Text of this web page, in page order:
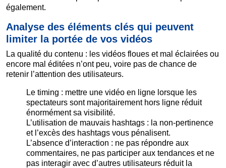
également.
Analyse des éléments clés qui peuvent
limiter la portée de vos vidéos
La qualité du contenu : les vidéos floues et mal éclairées ou
encore mal éditées n’ont peu, voire pas de chance de
retenir l’attention des utilisateurs.
Le timing : mettre une vidéo en ligne lorsque les
spectateurs sont majoritairement hors ligne réduit
énormément sa visibilité.
L’utilisation de mauvais hashtags : la non-pertinence
et l’excès des hashtags vous pénalisent.
L’absence d’interaction : ne pas répondre aux
commentaires, ne pas participer aux tendances et ne
pas interagir avec d’autres utilisateurs réduit la